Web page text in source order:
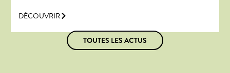
DÉCOUVRIR
TOUTES LES ACTUS